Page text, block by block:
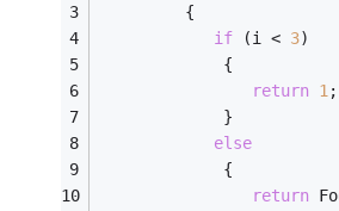
         {
if (i < 3)
             {
return 1;
             }
else
             {
return